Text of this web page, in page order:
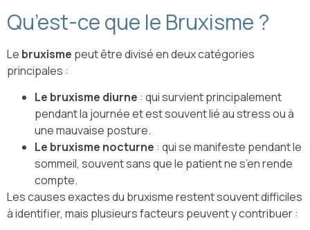
Qu’est-ce que le Bruxisme ?
Le bruxisme peut être divisé en deux catégories
principales :
Le bruxisme diurne : qui survient principalement
pendant la journée et est souvent lié au stress ou à
une mauvaise posture.
Le bruxisme nocturne : qui se manifeste pendant le
sommeil, souvent sans que le patient ne s’en rende
compte.
Les causes exactes du bruxisme restent souvent difficiles
à identifier, mais plusieurs facteurs peuvent y contribuer :